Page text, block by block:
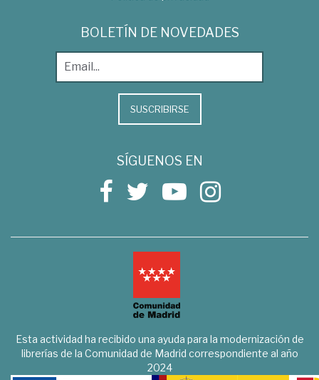
BOLETÍN DE NOVEDADES
SUSCRIBIRSE
SÍGUENOS EN
Esta actividad ha recibido una ayuda para la modernización de
librerías de la Comunidad de Madrid correspondiente al año
2024